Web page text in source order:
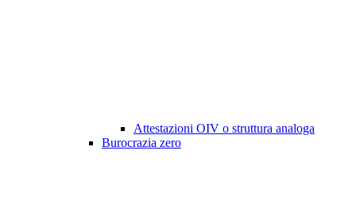
Attestazioni OIV o struttura analoga
Burocrazia zero